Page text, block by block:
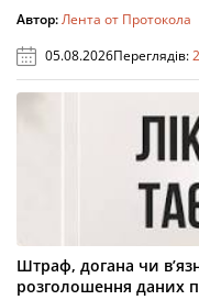
Автор:Лента от Протокола
05.08.2026Переглядів:
Штраф, догана чи
розголошення даних